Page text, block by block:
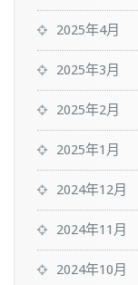
2025年4月
2025年3月
2025年2月
2025年1月
2024年12月
2024年11月
2024年10月